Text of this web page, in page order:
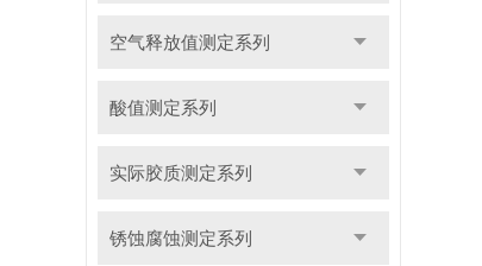
空气释放值测定系列
酸值测定系列
实际胶质测定系列
锈蚀腐蚀测定系列